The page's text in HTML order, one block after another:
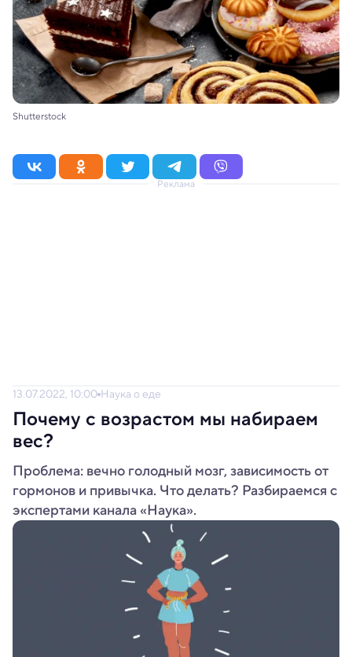
Shutterstock
Реклама
13.07.2022, 10:00 Наука о еде
Почему с возрастом мы набираем
вес?
Проблема: вечно голодный мозг, зависимость от
гормонов и привычка. Что делать? Разбираемся с
экспертами канала «Наука».